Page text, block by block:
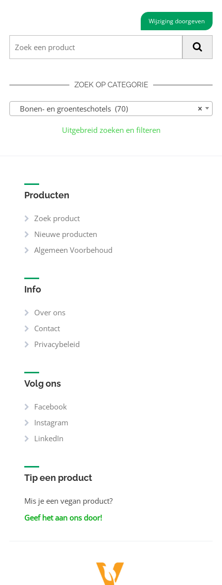
Wijziging doorgeven
ZOEK OP CATEGORIE
×
Bonen- en groenteschotels (70)
Uitgebreid zoeken en filteren
Producten
Zoek product
Nieuwe producten
Algemeen Voorbehoud
Info
Over ons
Contact
Privacybeleid
Volg ons
Facebook
Instagram
LinkedIn
Tip een product
Mis je een vegan product?
Geef het aan ons door!